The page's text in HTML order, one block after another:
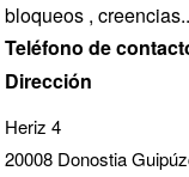
bloqueos ,
Teléfono de
Dirección
Heriz 4
20008 Donostia